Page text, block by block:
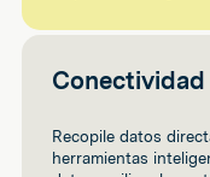
Recopile datos
herramientas